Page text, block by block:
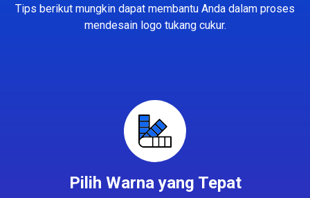
Tips berikut mungkin dapat membantu Anda dalam proses
mendesain logo tukang cukur.
Pilih Warna yang Tepat